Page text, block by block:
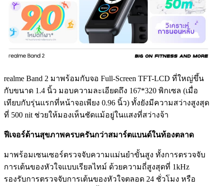
realme Band 2 มาพร้อมกับจอ Full-Screen TFT-LCD ที่ใหญ่ขึ้น
กับขนาด 1.4 นิ้ว มอบความละเอียดถึง 167*320 พิกเซล (เมื่อ
เทียบกับรุ่นแรกที่หน้าจอเพียง 0.96 นิ้ว) ทั้งยังมีความสว่างสูงสุด
ที่ 500 nit ช่วยให้มองเห็นชัดแม้อยู่ในแสงที่สว่างจ้า
ฟีเจอร์ด้านสุขภาพครบครันกว่าสมาร์ตแบนด์ในท้องตลาด
มาพร้อมเซนเซอร์ตรวจจับความแม่นยำขั้นสูง ทั้งการตรวจจับ
การเต้นของหัวใจแบบเรียลไทม์ ด้วยความถี่สูงสุดที่ 1kHz
รองรับการตรวจจับการเต้นของหัวใจตลอด 24 ชั่วโมง หรือ